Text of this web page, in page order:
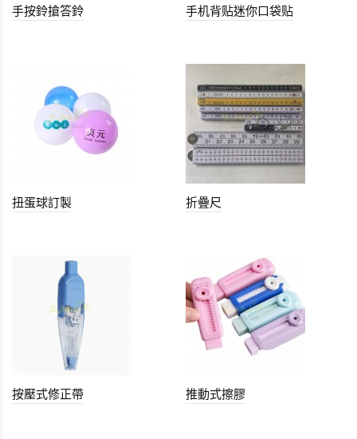
手按鈴搶答鈴 手机背贴迷你口袋贴
扭蛋球訂製 折疊尺
按壓式修正帶 推動式擦膠